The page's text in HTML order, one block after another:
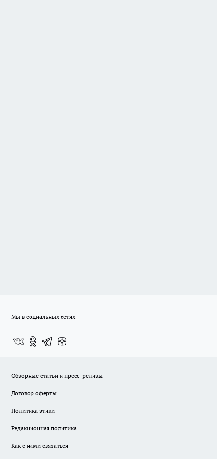
Мы в социальных сетях
Обзорные статьи и пресс-релизы
Договор оферты
Политика этики
Редакционная политика
Как с нами связаться